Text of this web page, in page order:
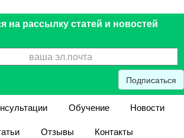
на рассылку статей и новостей
Подписаться
Обучение
Новости
Отзывы
Контакты